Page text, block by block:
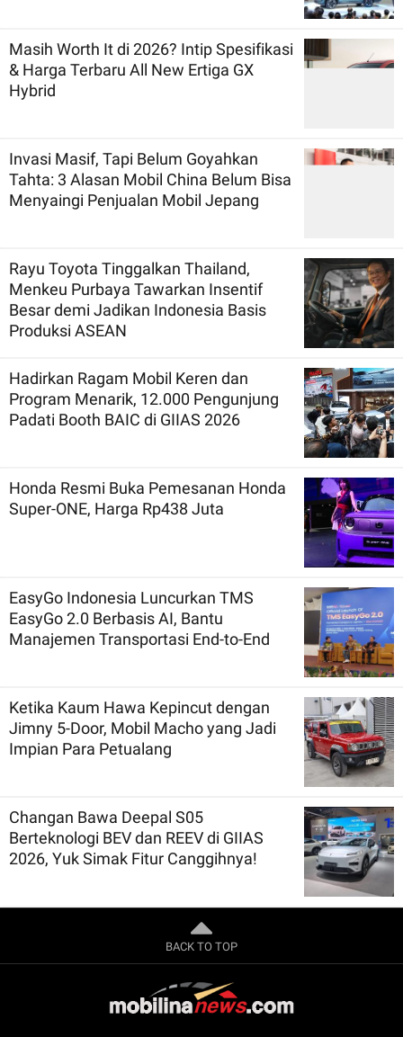
Masih Worth It di 2026? Intip Spesifikasi
& Harga Terbaru All New Ertiga GX
Hybrid
Invasi Masif, Tapi Belum Goyahkan
Tahta: 3 Alasan Mobil China Belum Bisa
Menyaingi Penjualan Mobil Jepang
Rayu Toyota Tinggalkan Thailand,
Menkeu Purbaya Tawarkan Insentif
Besar demi Jadikan Indonesia Basis
Produksi ASEAN
Hadirkan Ragam Mobil Keren dan
Program Menarik, 12.000 Pengunjung
Padati Booth BAIC di GIIAS 2026
Honda Resmi Buka Pemesanan Honda
Super-ONE, Harga Rp438 Juta
EasyGo Indonesia Luncurkan TMS
EasyGo 2.0 Berbasis AI, Bantu
Manajemen Transportasi End-to-End
Ketika Kaum Hawa Kepincut dengan
Jimny 5-Door, Mobil Macho yang Jadi
Impian Para Petualang
Changan Bawa Deepal S05
Berteknologi BEV dan REEV di GIIAS
2026, Yuk Simak Fitur Canggihnya!
BACK TO TOP